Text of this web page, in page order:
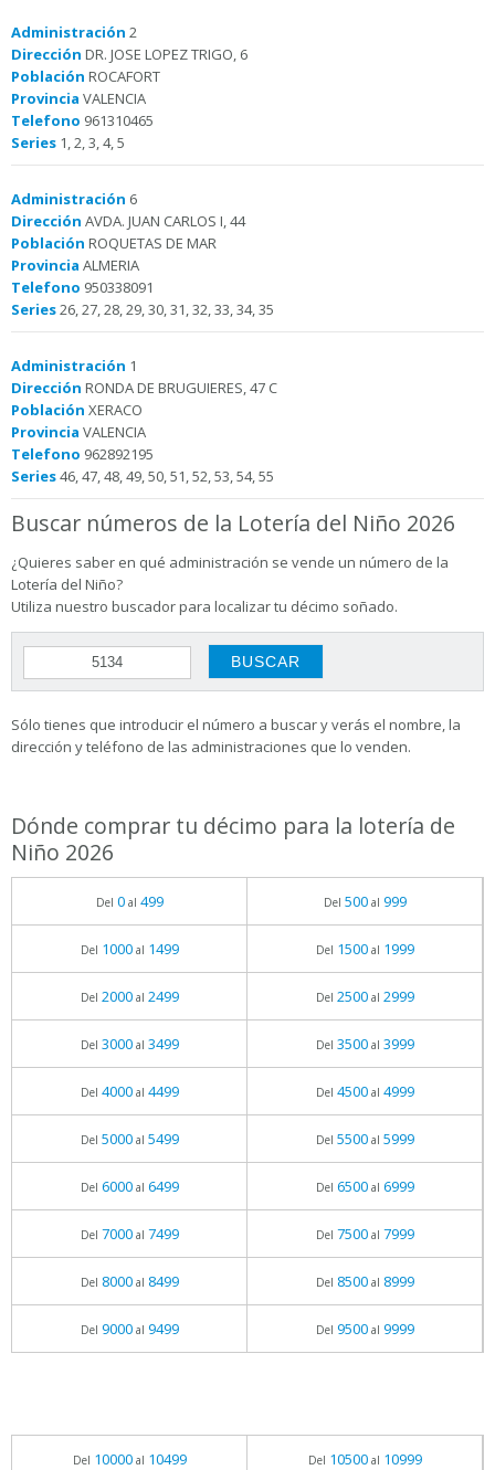
Administración 2
Dirección DR. JOSE LOPEZ TRIGO, 6
Población ROCAFORT
Provincia VALENCIA
Telefono 961310465
Series 1, 2, 3, 4, 5
Administración 6
Dirección AVDA. JUAN CARLOS I, 44
Población ROQUETAS DE MAR
Provincia ALMERIA
Telefono 950338091
Series26, 27, 28, 29, 30, 31, 32, 33, 34, 35
Administración 1
Dirección RONDA DE BRUGUIERES, 47 C
Población XERACO
Provincia VALENCIA
Telefono 962892195
Series46, 47, 48, 49, 50, 51, 52, 53, 54, 55
Buscar números de la Lotería del Niño 2026
¿Quieres saber en qué administración se vende un número de la
Lotería del Niño?
Utiliza nuestro buscador para localizar tu décimo soñado.
Sólo tienes que introducir el número a buscar y verás el nombre, la
dirección y teléfono de las administraciones que lo venden.
Dónde comprar tu décimo para la lotería de
Niño 2026
Del 0al 499 Del 500al 999
Del 1000al 1499 Del 1500al 1999
Del 2000al 2499 Del 2500al 2999
Del 3000al 3499 Del 3500al 3999
Del 4000al 4499 Del 4500al 4999
Del 5000al 5499 Del 5500al 5999
Del 6000al 6499 Del 6500al 6999
Del 7000al 7499 Del 7500al 7999
Del 8000al 8499 Del 8500al 8999
Del 9000al 9499 Del 9500al 9999
Del 10000al 10499 Del 10500al 10999